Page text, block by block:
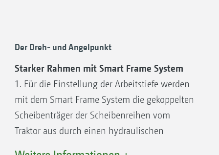
Der Dreh- und Angelpunkt
Starker Rahmen mit Smart Frame System
1. Für die Einstellung der Arbeitstiefe werden
mit dem Smart Frame System die gekoppelten
Scheibenträger der Scheibenreihen vom
Traktor aus durch einen hydraulischen